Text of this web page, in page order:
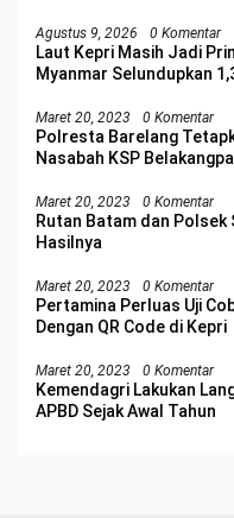
Agustus 9, 2026 0 Komentar
Laut Kepri Masih Jadi
Myanmar Selundupkan
Maret 20, 2023 0 Komentar
Polresta Barelang
Nasabah KSP
Maret 20, 2023 0 Komentar
Rutan Batam dan Polsek
Hasilnya
Maret 20, 2023 0 Komentar
Pertamina Perluas Uji
Dengan QR Code di Kepri
Maret 20, 2023 0 Komentar
Kemendagri Lakukan
APBD Sejak Awal Tahun